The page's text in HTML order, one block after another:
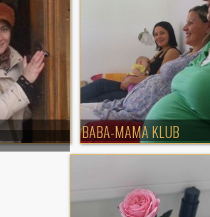
BABA-MAMA KLUB